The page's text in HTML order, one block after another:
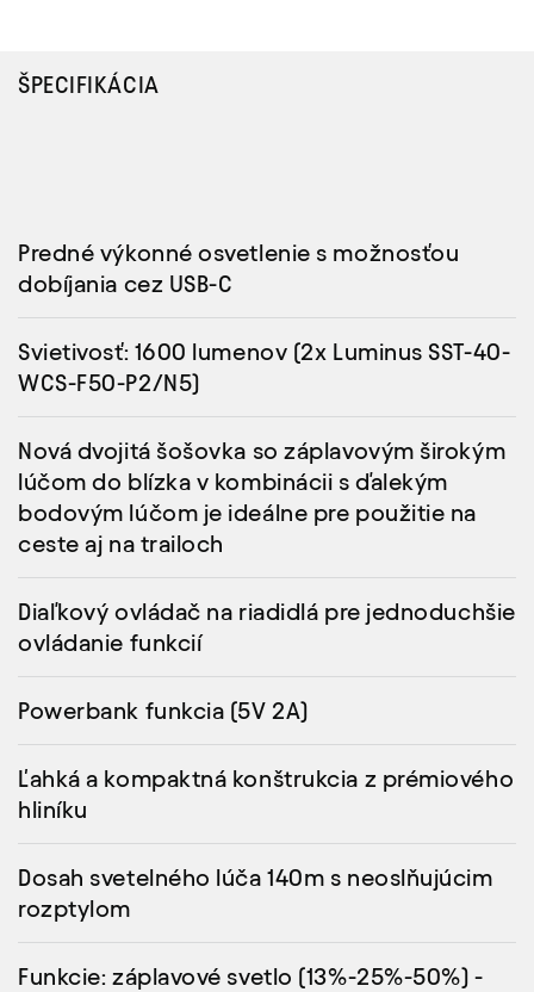
ŠPECIFIKÁCIA
Predné výkonné osvetlenie s možnosťou
dobíjania cez USB-C
Svietivosť: 1600 lumenov (2x Luminus SST-40-
WCS-F50-P2/N5)
Nová dvojitá šošovka so záplavovým širokým
lúčom do blízka v kombinácii s ďalekým
bodovým lúčom je ideálne pre použitie na
ceste aj na trailoch
Diaľkový ovládač na riadidlá pre jednoduchšie
ovládanie funkcií
Powerbank funkcia (5V 2A)
Ľahká a kompaktná konštrukcia z prémiového
hliníku
Dosah svetelného lúča 140m s neoslňujúcim
rozptylom
Funkcie: záplavové svetlo (13%-25%-50%) -